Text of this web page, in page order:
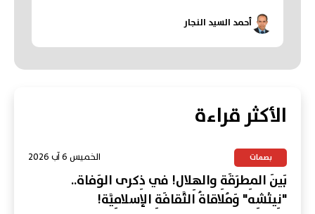
أحمد السيد النجار
الأكثر قراءة
بصمات الخميس 6 آب 2026
بَينَ المِطرَقَةِ والهِلال! في ذِكرى الوَفاة..
"نِيتْشِه" وَمُلاقاةُ الثَّقافَةِ الإسلامِيَّة!